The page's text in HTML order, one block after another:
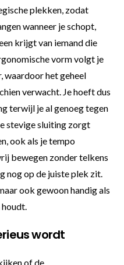
plekken, zodat
wanneer je schopt,
krijgt van iemand die
vorm volgt je
waardoor het geheel
verwacht. Je hoeft dus
terwijl je al genoeg tegen
stevige sluiting zorgt
ook als je tempo
bewegen zonder telkens
nog op de juiste plek zit.
ook gewoon handig als
wordt
of de